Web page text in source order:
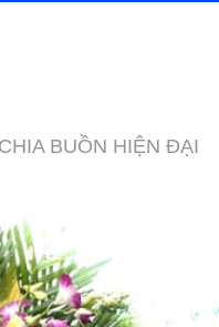
BUỒN HIỆN ĐẠI
Thich